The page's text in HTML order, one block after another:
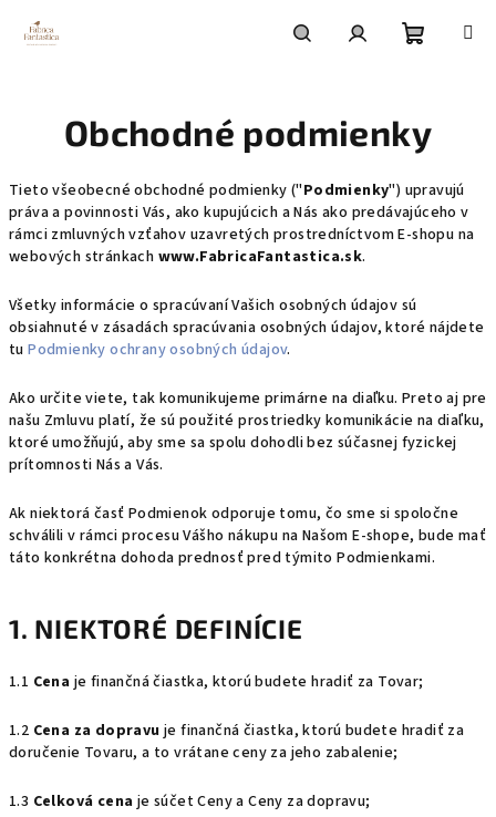
košík
Obchodné podmienky
Tieto všeobecné obchodné podmienky ("Podmienky") upravujú
práva a povinnosti Vás, ako kupujúcich a Nás ako predávajúceho v
rámci zmluvných vzťahov uzavretých prostredníctvom E-shopu na
webových stránkach www.FabricaFantastica.sk.
Všetky informácie o spracúvaní Vašich osobných údajov sú
obsiahnuté v zásadách spracúvania osobných údajov, ktoré nájdete
tuPodmienky ochrany osobných údajov.
Ako určite viete, tak komunikujeme primárne na diaľku. Preto aj pre
našu Zmluvu platí, že sú použité prostriedky komunikácie na diaľku,
ktoré umožňujú, aby sme sa spolu dohodli bez súčasnej fyzickej
prítomnosti Nás a Vás.
Ak niektorá časť Podmienok odporuje tomu, čo sme si spoločne
schválili v rámci procesu Vášho nákupu na Našom E-shope, bude mať
táto konkrétna dohoda prednosť pred týmito Podmienkami.
1. NIEKTORÉ DEFINÍCIE
1.1 Cena je finančná čiastka, ktorú budete hradiť za Tovar;
1.2 Cena za dopravu je finančná čiastka, ktorú budete hradiť za
doručenie Tovaru, a to vrátane ceny za jeho zabalenie;
1.3 Celková cena je súčet Ceny a Ceny za dopravu;